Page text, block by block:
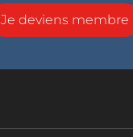
Je deviens membre